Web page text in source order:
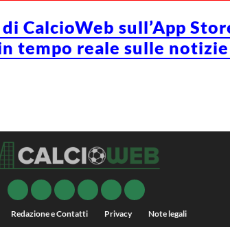
CalcioWeb sull’App
tempo reale sulle
Redazione e Contatti Privacy Note legali